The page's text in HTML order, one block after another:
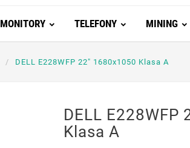
MONITORY TELEFONY MINING
DELL E228WFP 22" 1680x1050 Klasa A
DELL E228WFP
Klasa A